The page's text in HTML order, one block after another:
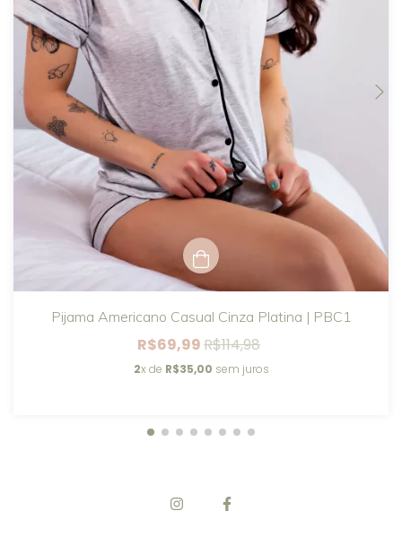
Pijama Americano Casual Cinza Platina | PBC1
R$69,99R$114,98
2x de R$35,00 sem juros